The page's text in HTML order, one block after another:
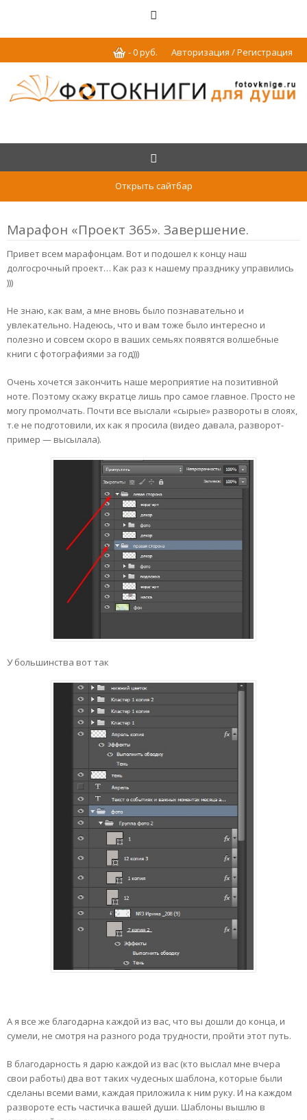
Авторизация / Регистрация
-0руб.
Открыть сайтбар
Марафон «Проект 365». Завершение.
Привет всем марафонцам. Вот и подошел к концу наш
долгосрочный проект… Как раз к нашему празднику управились
)))
Не знаю, как вам, а мне вновь было познавательно и
увлекательно. Надеюсь, что и вам тоже было интересно и
полезно и совсем скоро в ваших семьях появятся волшебные
книги с фотографиями за год)))
Очень хочется закончить наше мероприятие на позитивной
ноте. Поэтому скажу вкратце лишь про самое главное. Просто не
могу промолчать. Почти все выслали «сырые» развороты в слоях,
т.е не подготовили, их как я просила (видео давала, разворот-
пример — высылала).
У большинства вот так
А я все же благодарна каждой из вас, что вы дошли до конца, и
сумели, не смотря на разного рода трудности, пройти этот путь.
В благодарность я дарю каждой из вас (кто выслал мне вчера
свои работы) два вот таких чудесных шаблона, которые были
сделаны всеми вами, каждая приложила к ним руку. И на каждом
развороте есть частичка вашей души. Шаблоны вышлю в